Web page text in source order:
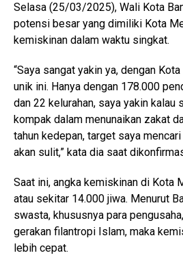
Selasa (25/03/2025), Wali Kota
potensi besar yang dimiliki Kota
kemiskinan dalam waktu singkat.
“Saya sangat yakin ya, dengan
unik ini. Hanya dengan 178.000
dan 22 kelurahan, saya yakin kalau
kompak dalam menunaikan zakat
tahun kedepan, target saya
akan sulit,” kata dia saat
Saat ini, angka kemiskinan di Kota
atau sekitar 14.000 jiwa. Menurut
swasta, khususnya para
gerakan filantropi Islam, maka
lebih cepat.